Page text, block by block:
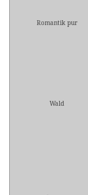
Romantik pur
Wald